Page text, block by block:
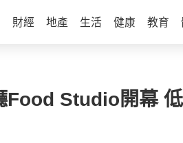
財經 地產 生活 健康 教育
Studio開幕